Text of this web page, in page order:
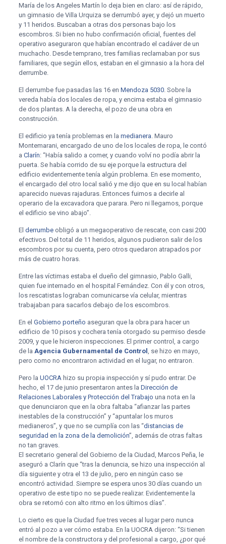
María de los Angeles Martín lo deja bien en claro: así de rápido,
un gimnasio de Villa Urquiza se derrumbó ayer, y dejó un muerto
y 11 heridos. Buscaban a otras dos personas bajo los
escombros. Si bien no hubo confirmación oficial, fuentes del
operativo aseguraron que habían encontrado el cadáver de un
muchacho. Desde temprano, tres familias reclamaban por sus
familiares, que según ellos, estaban en el gimnasio a la hora del
derrumbe.
El derrumbe fue pasadas las 16 en Mendoza 5030. Sobre la
vereda había dos locales de ropa, y encima estaba el gimnasio
de dos plantas. A la derecha, el pozo de una obra en
construcción.
El edificio ya tenía problemas en la medianera. Mauro
Montemarani, encargado de uno de los locales de ropa, le contó
a Clarín: “Había salido a comer, y cuando volví no podía abrir la
puerta. Se había corrido de su eje porque la estructura del
edificio evidentemente tenía algún problema. En ese momento,
el encargado del otro local salió y me dijo que en su local habían
aparecido nuevas rajaduras. Entonces fuimos a decirle al
operario de la excavadora que parara. Pero ni llegamos, porque
el edificio se vino abajo”.
El derrumbeobligó a un megaoperativo de rescate, con casi 200
efectivos. Del total de 11 heridos, algunos pudieron salir de los
escombros por su cuenta, pero otros quedaron atrapados por
más de cuatro horas.
Entre las víctimas estaba el dueño del gimnasio, Pablo Galli,
quien fue internado en el hospital Fernández. Con él y con otros,
los rescatistas lograban comunicarse vía celular, mientras
trabajaban para sacarlos debajo de los escombros.
En el Gobierno porteño aseguran que la obra para hacer un
edificio de 10 pisos y cochera tenía otorgado su permiso desde
2009, y que le hicieron inspecciones. El primer control, a cargo
de la Agencia Gubernamental de Control , se hizo en mayo,
pero como no encontraron actividad en el lugar, no entraron.
Pero la UOCRAhizo su propia inspección y sí pudo entrar. De
hecho, el 17 de junio presentaron antes la Dirección de
Relaciones Laborales y Protección del Trabajo una nota en la
que denunciaron que en la obra faltaba “afianzar las partes
inestables de la construcción” y “apuntalar los muros
medianeros”, y que no se cumplía con las “distancias de
seguridad en la zona de la demolición”, además de otras faltas
no tan graves.
El secretario general del Gobierno de la Ciudad, Marcos Peña, le
aseguró a Clarín que “tras la denuncia, se hizo una inspección al
día siguiente y otra el 13 de julio, pero en ningún caso se
encontró actividad. Siempre se espera unos 30 días cuando un
operativo de este tipo no se puede realizar. Evidentemente la
obra se retomó con alto ritmo en los últimos días”.
Lo cierto es que la Ciudad fue tres veces al lugar pero nunca
entró al pozo a ver cómo estaba. En la UOCRA dijeron: “Si tienen
el nombre de la constructora y del profesional a cargo, ¿por qué